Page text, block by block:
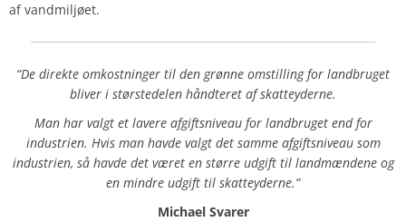
af vandmiljøet.
“De direkte omkostninger til den grønne omstilling for landbruget
bliver i størstedelen håndteret af skatteyderne.
Man har valgt et lavere afgiftsniveau for landbruget end for
industrien. Hvis man havde valgt det samme afgiftsniveau som
industrien, så havde det været en større udgift til landmændene og
en mindre udgift til skatteyderne.”
Michael Svarer